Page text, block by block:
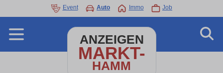
Event Auto Immo Job
ANZEIGEN
MARKT-
HAMM